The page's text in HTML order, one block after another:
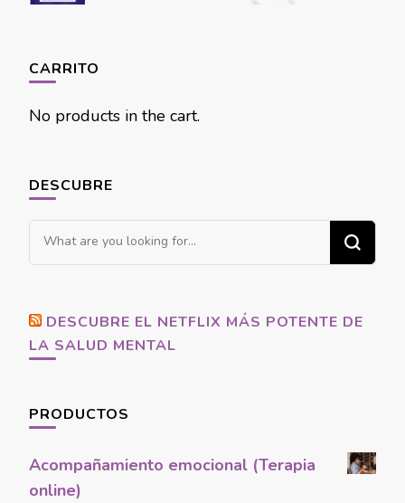
CARRITO
No products in the cart.
DESCUBRE
Looking
for
DESCUBRE EL NETFLIX MÁS POTENTE DE
LA SALUD MENTAL
PRODUCTOS
Acompañamiento emocional (Terapia
online)